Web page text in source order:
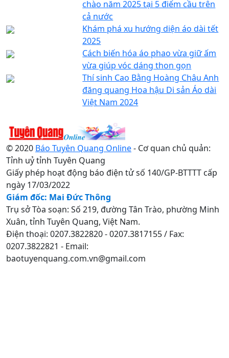
chào năm 2025 tại 5 điểm cầu trên
cả nước
Khám phá xu hướng diện áo dài tết
2025
Cách biến hóa áo phao vừa giữ ấm
vừa giúp vóc dáng thon gọn
Thí sinh Cao Bằng Hoàng Châu Anh
đăng quang Hoa hậu Di sản Áo dài
Việt Nam 2024
© 2020 Báo Tuyên Quang Online- Cơ quan chủ quản:
Tỉnh uỷ tỉnh Tuyên Quang
Giấy phép hoạt động báo điện tử số 140/GP-BTTTT cấp
ngày 17/03/2022
Giám đốc: Mai Đức Thông
Trụ sở Tòa soạn: Số 219, đường Tân Trào, phường Minh
Xuân, tỉnh Tuyên Quang, Việt Nam.
Điện thoại: 0207.3822820 - 0207.3817155 / Fax:
0207.3822821 - Email:
baotuyenquang.com.vn@gmail.com